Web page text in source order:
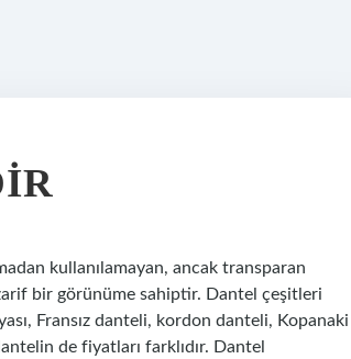
kullanılamayan, ancak transparan
bir görünüme sahiptir. Dantel çeşitleri
Fransız danteli, kordon danteli, Kopanaki
de fiyatları farklıdır. Dantel